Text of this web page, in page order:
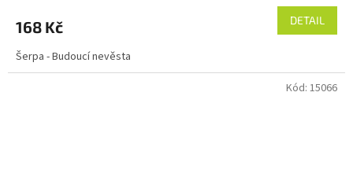
168 Kč DETAIL
Šerpa - Budoucí nevěsta
Kód: 15066